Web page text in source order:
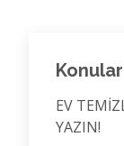
Konular
EV
YAZIN!